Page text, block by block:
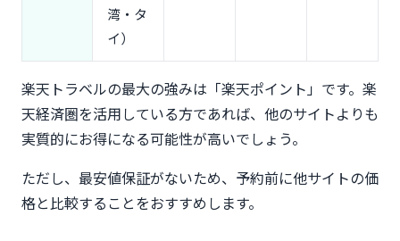
湾・タ
イ）
楽天トラベルの最大の強みは「楽天ポイント」です。楽
天経済圏を活用している方であれば、他のサイトよりも
実質的にお得になる可能性が高いでしょう。
ただし、最安値保証がないため、予約前に他サイトの価
格と比較することをおすすめします。